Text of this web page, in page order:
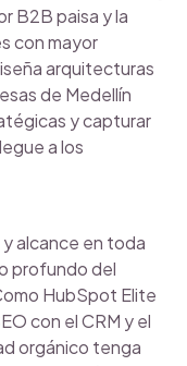
B2B paisa y la
con mayor
arquitecturas
de Medellín
y capturar
a los
alcance en toda
profundo del
HubSpot Elite
con el CRM y el
orgánico tenga